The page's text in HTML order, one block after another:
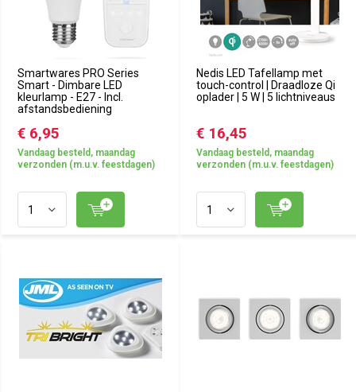
Smartwares PRO Series
Smart - Dimbare LED
kleurlamp - E27 - Incl.
afstandsbediening
€ 6,95
Vandaag besteld, maandag
verzonden (m.u.v. feestdagen)
Nedis LED Tafellamp met
touch-control | Draadloze Qi
oplader | 5 W | 5 lichtniveaus
€ 16,45
Vandaag besteld, maandag
verzonden (m.u.v. feestdagen)